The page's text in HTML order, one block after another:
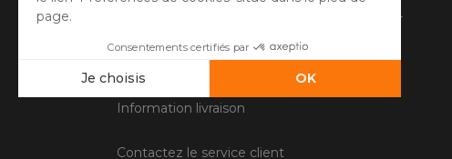
Questions fréquentes
Information livraison
Contactez le service client
Côté Atelier